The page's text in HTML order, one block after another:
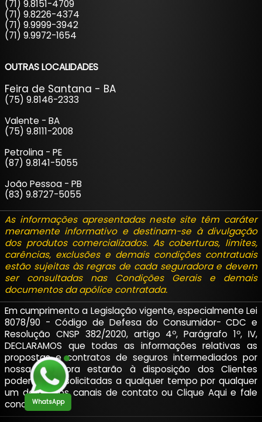
(71) 9.8151-4709
(71) 9.8226-4374
(71) 9.9999-3942
(71) 9.9972-1654
OUTRAS LOCALIDADES
Feira de Santana - BA
(75) 9.8146-2333
Valente - BA
(75) 9.8111-2008
Petrolina - PE
(87) 9.8141-5055
João Pessoa - PB
(83) 9.8727-5055
As informações apresentadas neste site têm caráter
meramente informativo e destinam-se à divulgação
dos produtos comercializados. As coberturas, limites,
carências, exclusões e demais condições contratuais
estão sujeitas às regras de cada seguradora e devem
ser consultadas nas Condições Gerais e demais
documentos da apólice contratada.
Em cumprimento a Legislação vigente, especialmente Lei
8078/90 - Código de Defesa do Consumidor- CDC e
Resolução CNSP 382/2020, artigo 4º, Parágrafo 1º, IV,
DECLARAMOS que todas as informações relativas as
propostas e contratos de seguros intermediados por
nossa corretora estarão à disposição dos Clientes
podendo ser solicitadas a qualquer tempo por qualquer
um de nossos canais de contato ou Clique Aquie fale
conosco.WhatsApp